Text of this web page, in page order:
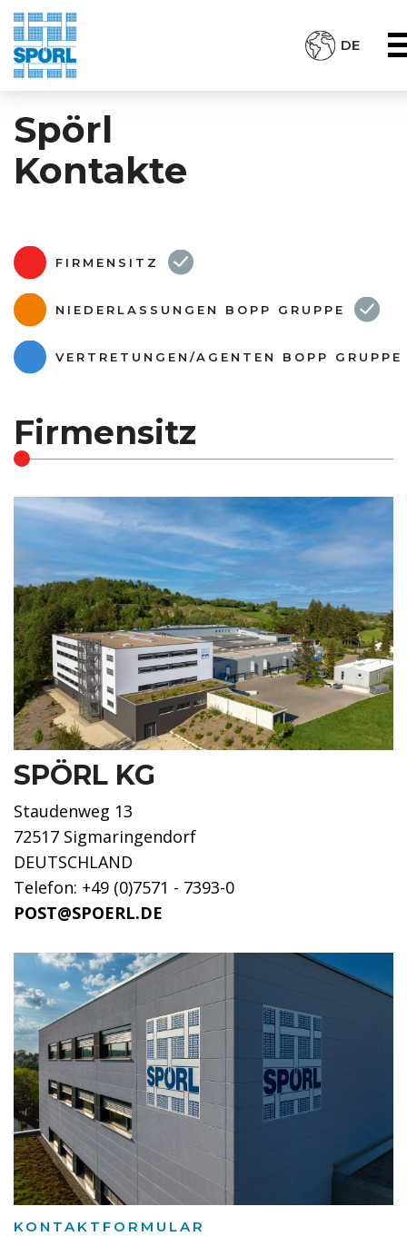
DE
Spörl
Kontakte
FIRMENSITZ
NIEDERLASSUNGEN BOPP GRUPPE
VERTRETUNGEN/AGENTEN BOPP GRUPPE
Firmensitz
SPÖRL KG
Staudenweg 13
72517 Sigmaringendorf
DEUTSCHLAND
Telefon: +49 (0)7571 - 7393-0
POST@SPOERL.DE
KONTAKTFORMULAR